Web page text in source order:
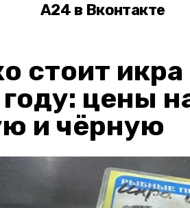
А24 в Вконтакте
стоит
цены
и чёрную